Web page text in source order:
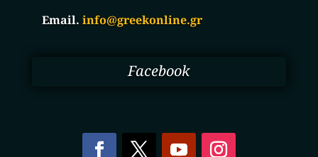
Email.info@greekonline.gr
Facebook